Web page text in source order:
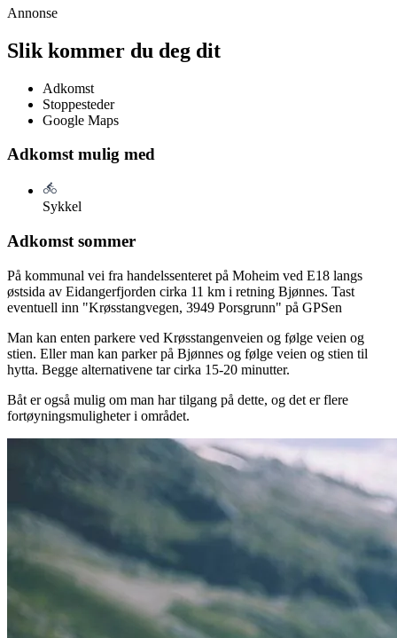
Annonse
Slik kommer du deg dit
Adkomst
Stoppesteder
Google Maps
Adkomst mulig med
Sykkel
Adkomst sommer
På kommunal vei fra handelssenteret på Moheim ved E18 langs
østsida av Eidangerfjorden cirka 11 km i retning Bjønnes. Tast
eventuell inn "Krøsstangvegen, 3949 Porsgrunn" på GPSen
Man kan enten parkere ved Krøsstangenveien og følge veien og
stien. Eller man kan parker på Bjønnes og følge veien og stien til
hytta. Begge alternativene tar cirka 15-20 minutter.
Båt er også mulig om man har tilgang på dette, og det er flere
fortøyningsmuligheter i området.